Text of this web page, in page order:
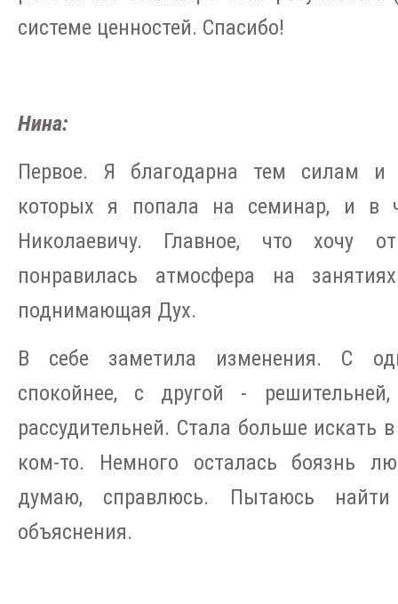
системе ценностей. Спасибо!
Нина:
Первое. Я благодарна тем силам
которых я попала на семинар, и в
Николаевичу. Главное, что хочу
понравилась атмосфера на
поднимающая Дух.
В себе заметила изменения. С
спокойнее, с другой - решительней,
рассудительней. Стала больше искать
ком-то. Немного осталась боязнь
думаю, справлюсь. Пытаюсь
объяснения.